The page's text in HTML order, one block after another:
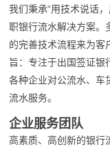
我们秉承“用技术说话
职银行流水解决方案。
的完善技术流程来为客
旨：专注于出国签证银
各种企业对公流水、车
流水服务。
企业服务团队
高素质、高创新的银行